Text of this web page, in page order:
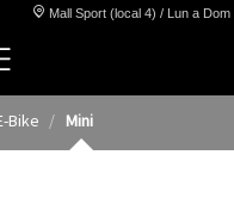
Mall Sport (local 4) / Lun a
Bike Mini